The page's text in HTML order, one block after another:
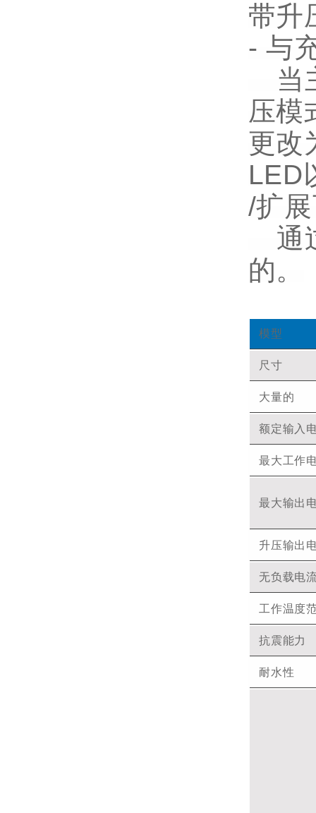
带升
- 与
当
压模
更改
LED
/扩
通
的。
模型
尺寸
大量的
额定输入
最大工作
最大输出
升压输出
无负载电
工作温度
抗震能力
耐水性